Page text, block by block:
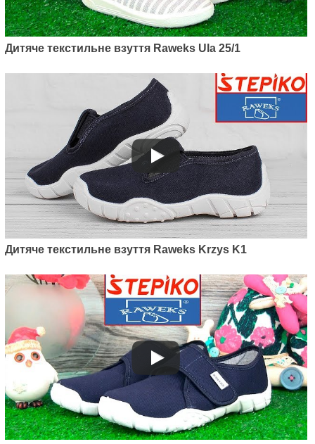
Дитяче текстильне взуття Raweks Ula 25/1
Дитяче текстильне взуття Raweks Krzys K1